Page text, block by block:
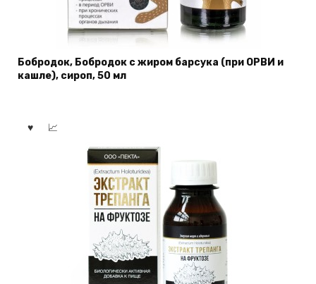
Бобродок, Бобродок с жиром барсука (при ОРВИ и
кашле), сироп, 50 мл